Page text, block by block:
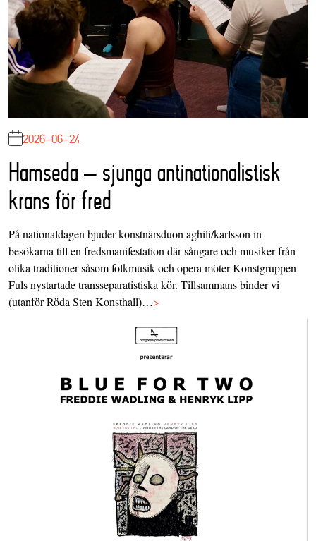
2026-06-24
Hamseda – sjunga antinationalistisk
krans för fred
På nationaldagen bjuder konstnärsduon aghili/karlsson in
besökarna till en fredsmanifestation där sångare och musiker från
olika traditioner såsom folkmusik och opera möter Konstgruppen
Fuls nystartade transseparatistiska kör. Tillsammans binder vi
(utanför Röda Sten Konsthall)…>